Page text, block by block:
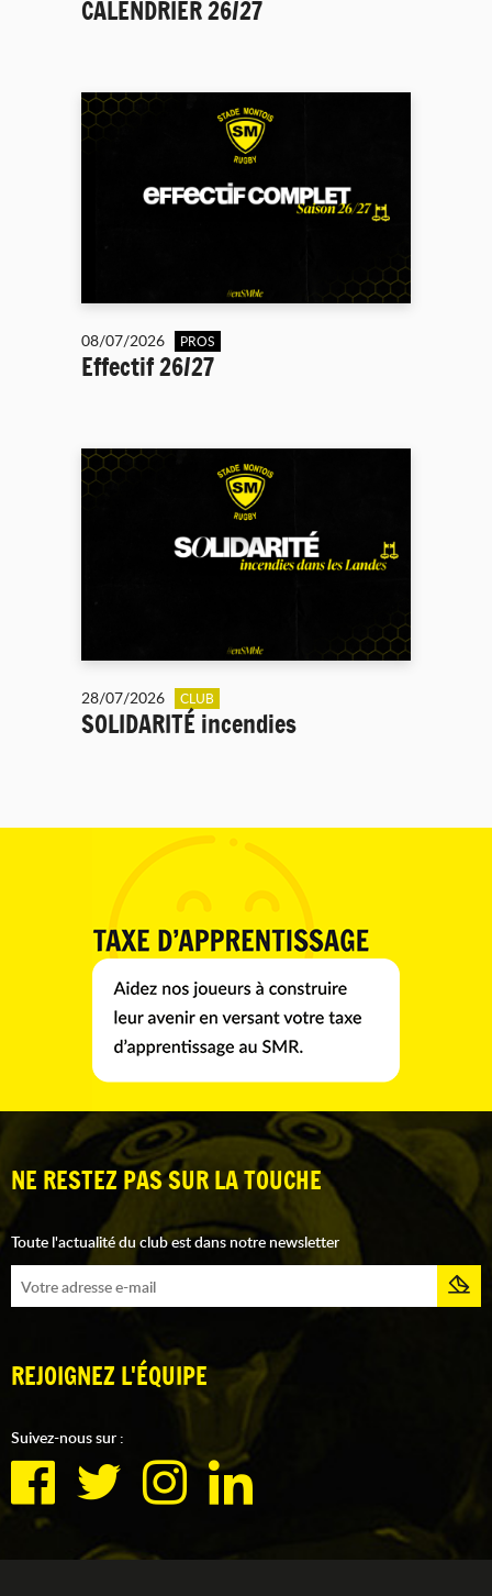
CALENDRIER 26/27
08/07/2026 PROS
Effectif 26/27
28/07/2026 CLUB
SOLIDARITÉ incendies
NE RESTEZ PAS SUR LA TOUCHE
Toute l'actualité du club est dans notre newsletter
REJOIGNEZ L'ÉQUIPE
Suivez-nous sur :